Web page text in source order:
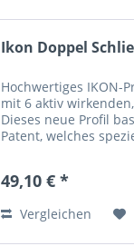
Ikon Doppel
Hochwertiges IKON-
mit 6 aktiv
Dieses neue Profil
Patent, welches
49,10 € *
Vergleichen